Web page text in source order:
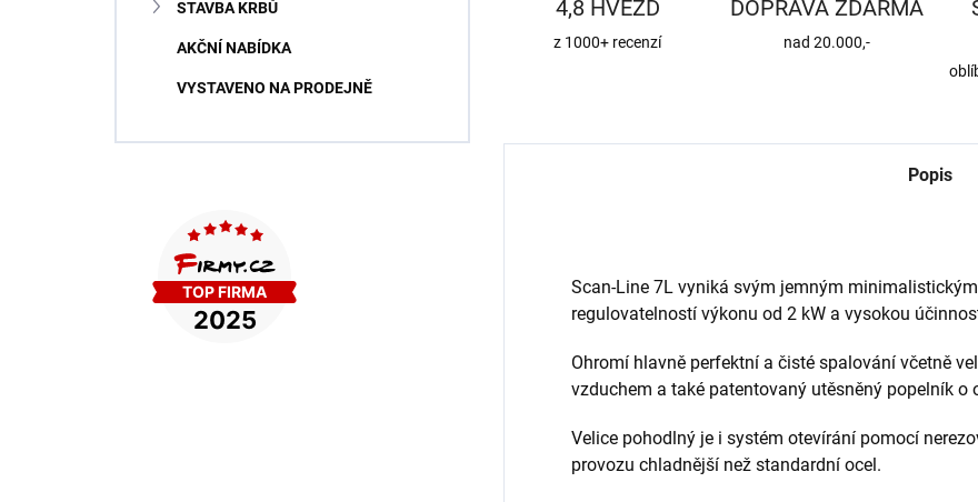
STAVBA KRBŮ
AKČNÍ NABÍDKA
VYSTAVENO NA PRODEJNĚ
4,8 HVĚZD
z 1000+ recenzí
DOPRAVA ZDARMA
nad 20.000,-
Popis
Scan-Line 7L vyniká svým jemným
regulovatelností výkonu od 2 kW a vysokou
Ohromí hlavně perfektní a čisté spalování včetně
vzduchem a také patentovaný utěsněný popelník o
Velice pohodlný je i systém otevírání pomocí
provozu chladnější než standardní ocel.